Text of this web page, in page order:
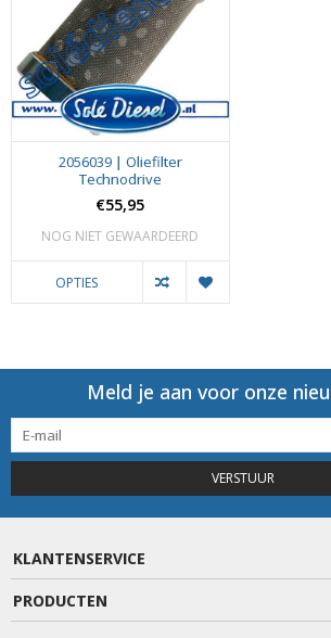
2056039 | Oliefilter
Technodrive
€55,95
NOG NIET GEWAARDEERD
OPTIES
Meld je aan voor onze
VERSTUUR
KLANTENSERVICE
PRODUCTEN